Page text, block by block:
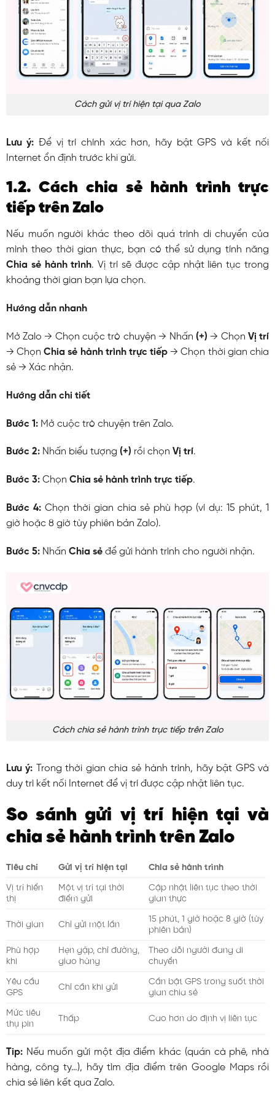
Cách gửi vị trí hiện tại qua Zalo
Lưu ý: Để vị trí chính xác hơn, hãy bật GPS và kết nối
Internet ổn định trước khi gửi.
1.2. Cách chia sẻ hành trình trực
tiếp trên Zalo
Nếu muốn người khác theo dõi quá trình di chuyển của
mình theo thời gian thực, bạn có thể sử dụng tính năng
Chia sẻ hành trình. Vị trí sẽ được cập nhật liên tục trong
khoảng thời gian bạn lựa chọn.
Hướng dẫn nhanh
Mở Zalo → Chọn cuộc trò chuyện → Nhấn (+) → Chọn Vị trí
→ ChọnChia sẻ hành trình trực tiếp → Chọn thời gian chia
sẻ → Xác nhận.
Hướng dẫn chi tiết
Bước 1:Mở cuộc trò chuyện trên Zalo.
Bước 2:Nhấn biểu tượng (+) rồi chọn Vị trí.
Bước 3:Chọn Chia sẻ hành trình trực tiếp.
Bước 4:Chọn thời gian chia sẻ phù hợp (ví dụ: 15 phút, 1
giờ hoặc 8 giờ tùy phiên bản Zalo).
Bước 5:Nhấn Chia sẻđể gửi hành trình cho người nhận.
Cách chia sẻ hành trình trực tiếp trên Zalo
Lưu ý: Trong thời gian chia sẻ hành trình, hãy bật GPS và
duy trì kết nối Internet để vị trí được cập nhật liên tục.
So sánh gửi vị trí hiện tại và
chia sẻ hành trình trên Zalo
Tiêu chí Gửi vị trí hiện tại Chia sẻ hành trình
Vị trí hiển
thị
Một vị trí tại thời
điểm gửi
Cập nhật liên tục theo thời
gian thực
Thời gian Chỉ gửi một lần
15 phút, 1 giờ hoặc 8 giờ (tùy
phiên bản)
Phù hợp
khi
Hẹn gặp, chỉ đường,
giao hàng
Theo dõi người đang di
chuyển
Yêu cầu
GPS
Chỉ cần khi gửi
Cần bật GPS trong suốt thời
gian chia sẻ
Mức tiêu
thụ pin
Thấp Cao hơn do định vị liên tục
Tip:Nếu muốn gửi một địa điểm khác (quán cà phê, nhà
hàng, công ty…), hãy tìm địa điểm trên Google Maps rồi
chia sẻ liên kết qua Zalo.